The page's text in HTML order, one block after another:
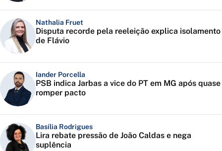
Nathalia Fruet
Disputa recorde pela reeleição explica isolamento
de Flávio
Iander Porcella
PSB indica Jarbas a vice do PT em MG após quase
romper pacto
Basília Rodrigues
Lira rebate pressão de João Caldas e nega
suplência